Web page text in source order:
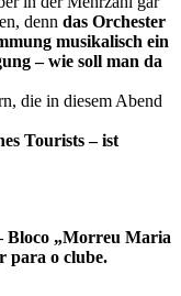
denn das Orchester
musikalisch ein
– wie soll man da
die in diesem Abend
Tourists – ist
Bloco „Morreu Maria
para o clube.